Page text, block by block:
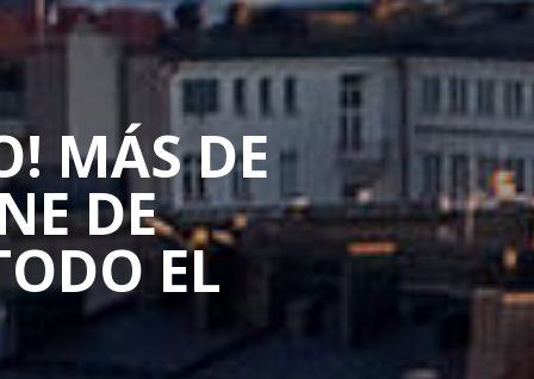
MÁS DE
DE
EL